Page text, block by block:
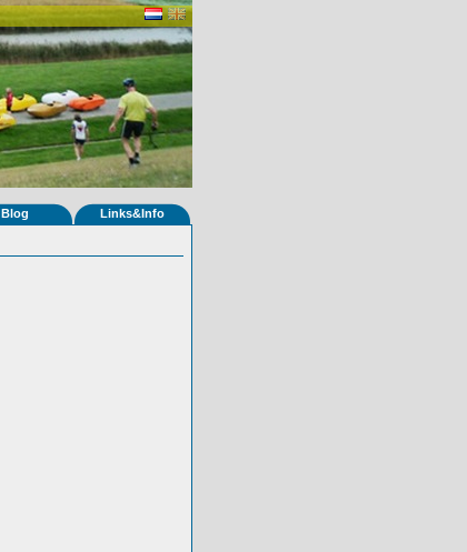
Blog Links&Info